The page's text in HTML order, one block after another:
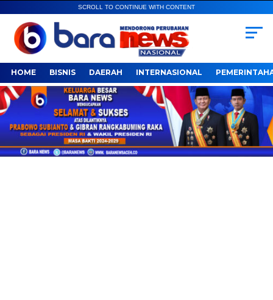
SCROLL TO CONTINUE WITH CONTENT
HOME BISNIS DAERAH INTERNASIONAL